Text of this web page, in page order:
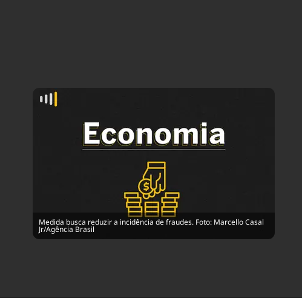
Medida busca reduzir a incidência de fraudes. Foto: Marcello Casal
Jr/Agência Brasil